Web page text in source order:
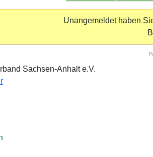
Unangemeldet haben
Sachsen-Anhalt e.V.